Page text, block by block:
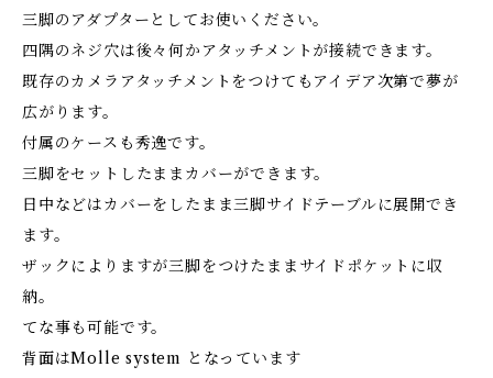
三脚のアダプターとしてお使いください。
四隅のネジ穴は後々何かアタッチメントが接続できます。
既存のカメラアタッチメントをつけてもアイデア次第で夢が
広がります。
付属のケースも秀逸です。
三脚をセットしたままカバーができます。
日中などはカバーをしたまま三脚サイドテーブルに展開でき
ます。
ザックによりますが三脚をつけたままサイドポケットに収
納。
てな事も可能です。
背面はMolle system となっています